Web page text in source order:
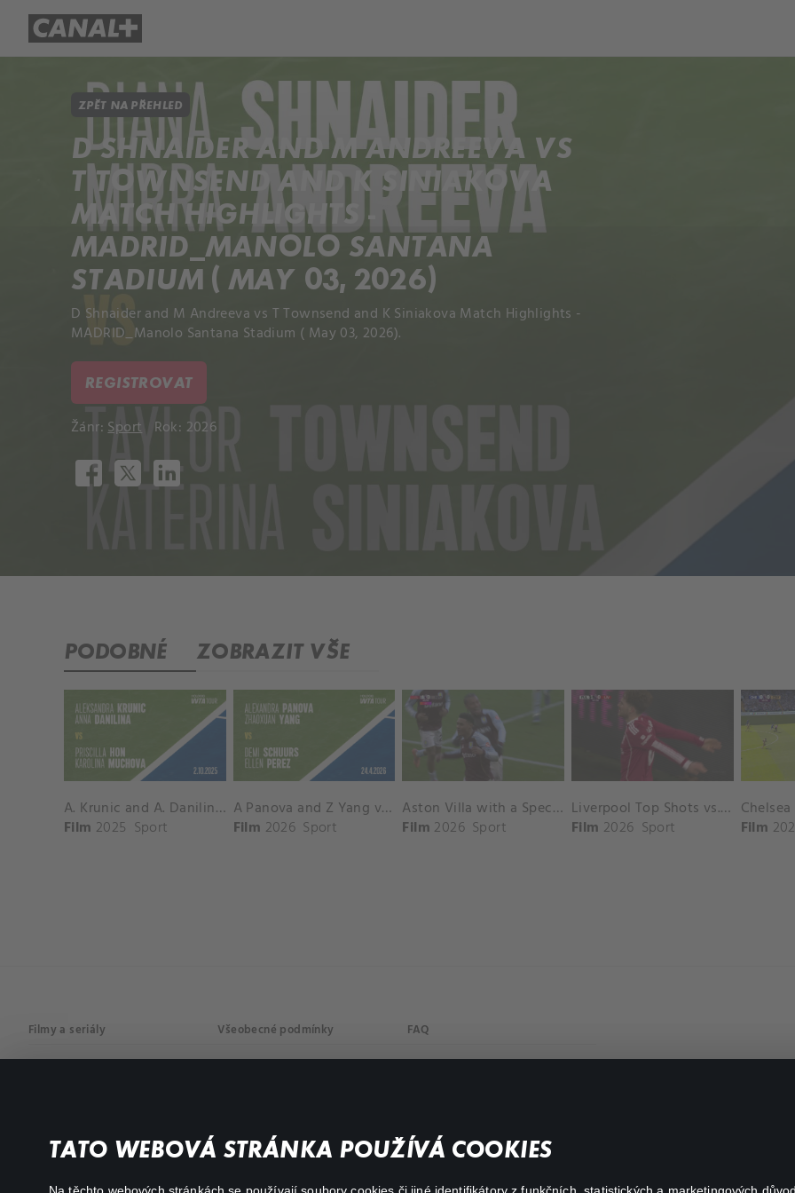
TATO WEBOVÁ STRÁNKA POUŽÍVÁ COOKIES
Na těchto webových stránkách se používají soubory cookies či jiné identifikátory z funkčních, statistických a marketingových
ZPĚT NA PŘEHLED
D SHNAIDER AND M ANDREEVA VS
T TOWNSEND AND K SINIAKOVA
MATCH HIGHLIGHTS -
MADRID_MANOLO SANTANA
STADIUM ( MAY 03, 2026)
D Shnaider and M Andreeva vs T Townsend and K Siniakova Match Highlights -
MADRID_Manolo Santana Stadium ( May 03, 2026).
REGISTROVAT
Žánr:Sport Rok: 2026
PODOBNÉ ZOBRAZIT VŠE
A. Krunic and A. Danilina vs. P. Hon and K. Muchova Match Highlights - BEIJING_Capital Group Diamond ( October 02, 2025)
Film 2025 Sport
A Panova and Z Yang vs D Schuurs and E Perez Match Highlights - MADRID_Court 8 ( April 24, 2026)
Film 2026 Sport
Aston Villa with a Spectacular Goal vs. Nottingham Forest
Film 2026 Sport
Liverpool Top Shots vs. Fulham
Film 2026 Sport
Film
Filmy a seriály
Akční
Všeobecné podmínky FAQ